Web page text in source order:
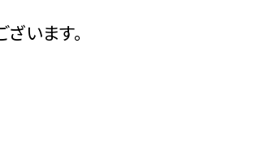
います。